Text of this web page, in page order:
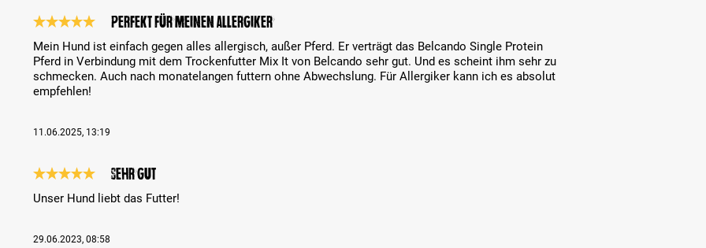
Perfekt für meinen Allergiker
Mein Hund ist einfach gegen alles allergisch, außer Pferd. Er verträgt das Belcando Single Protein
Pferd in Verbindung mit dem Trockenfutter Mix It von Belcando sehr gut. Und es scheint ihm sehr zu
schmecken. Auch nach monatelangen futtern ohne Abwechslung. Für Allergiker kann ich es absolut
empfehlen!
11.06.2025, 13:19
Sehr gut
Unser Hund liebt das Futter!
29.06.2023, 08:58